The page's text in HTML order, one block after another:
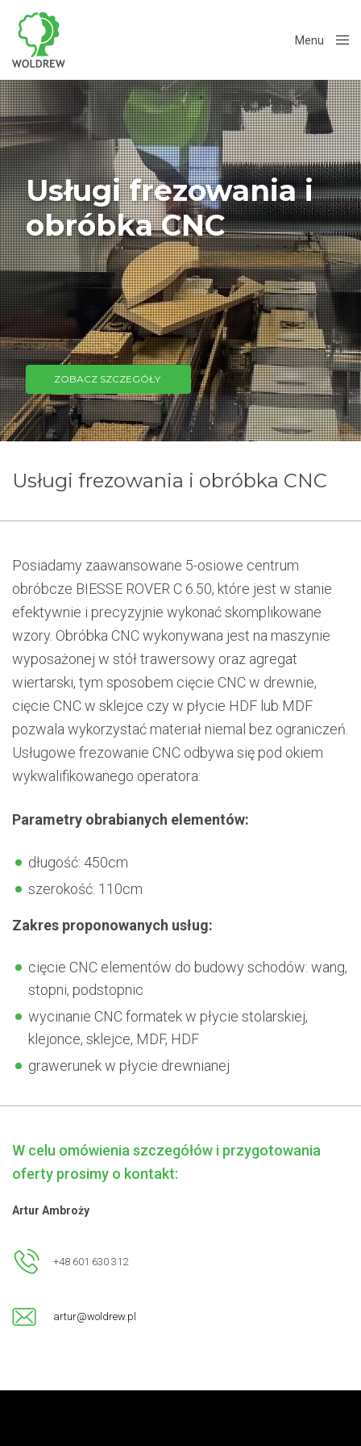
Menu
Usługi frezowania i
obróbka CNC
ZOBACZ SZCZEGÓŁY
Usługi frezowania i obróbka CNC
Posiadamy zaawansowane 5-osiowe centrum
obróbcze BIESSE ROVER C 6.50, które jest w stanie
efektywnie i precyzyjnie wykonać skomplikowane
wzory. Obróbka CNC wykonywana jest na maszynie
wyposażonej w stół trawersowy oraz agregat
wiertarski, tym sposobem cięcie CNC w drewnie,
cięcie CNC w sklejce czy w płycie HDF lub MDF
pozwala wykorzystać materiał niemal bez ograniczeń.
Usługowe frezowanie CNC odbywa się pod okiem
wykwalifikowanego operatora.
Parametry obrabianych elementów:
długość: 450cm
szerokość: 110cm
Zakres proponowanych usług:
cięcie CNC elementów do budowy schodów: wang,
stopni, podstopnic
wycinanie CNC formatek w płycie stolarskiej,
klejonce, sklejce, MDF, HDF
grawerunek w płycie drewnianej
W celu omówienia szczegółów i przygotowania
oferty prosimy o kontakt:
Artur Ambroży
+48 601 630 312
artur@woldrew.pl